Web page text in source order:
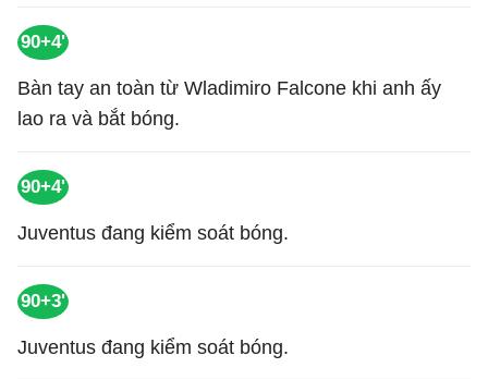
90+4'
Bàn tay an toàn từ Wladimiro Falcone khi anh ấy
lao ra và bắt bóng.
90+4'
Juventus đang kiểm soát bóng.
90+3'
Juventus đang kiểm soát bóng.